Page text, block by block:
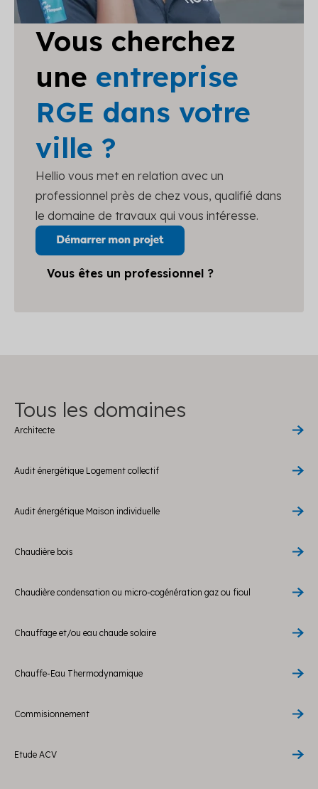
Vous cherchez
une entreprise
RGE dans votre
ville ?
Hellio vous met en relation avec un
professionnel près de chez vous, qualifié dans
le domaine de travaux qui vous intéresse.
Vous êtes un professionnel ?
Tous les domaines
Architecte
Audit énergétique Logement collectif
Audit énergétique Maison individuelle
Chaudière bois
Chaudière condensation ou micro-cogénération gaz ou fioul
Chauffage et/ou eau chaude solaire
Chauffe-Eau Thermodynamique
Commisionnement
Etude ACV